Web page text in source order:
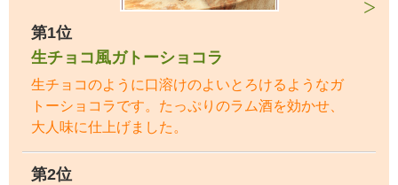
第1位
生チョコ風ガトーショコラ
生チョコのように口溶けのよいとろけるようなガ
トーショコラです。たっぷりのラム酒を効かせ、
大人味に仕上げました。
第2位